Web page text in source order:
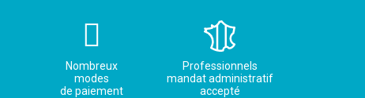
Nombreux
modes
de paiement
Professionnels
mandat administratif
accepté